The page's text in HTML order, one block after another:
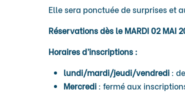
Elle sera ponctuée de surprises et
Réservations dès le MARDI 02 MAI
Horaires d’inscriptions :
lundi/mardi/jeudi/vendredi :
Mercredi : fermé aux